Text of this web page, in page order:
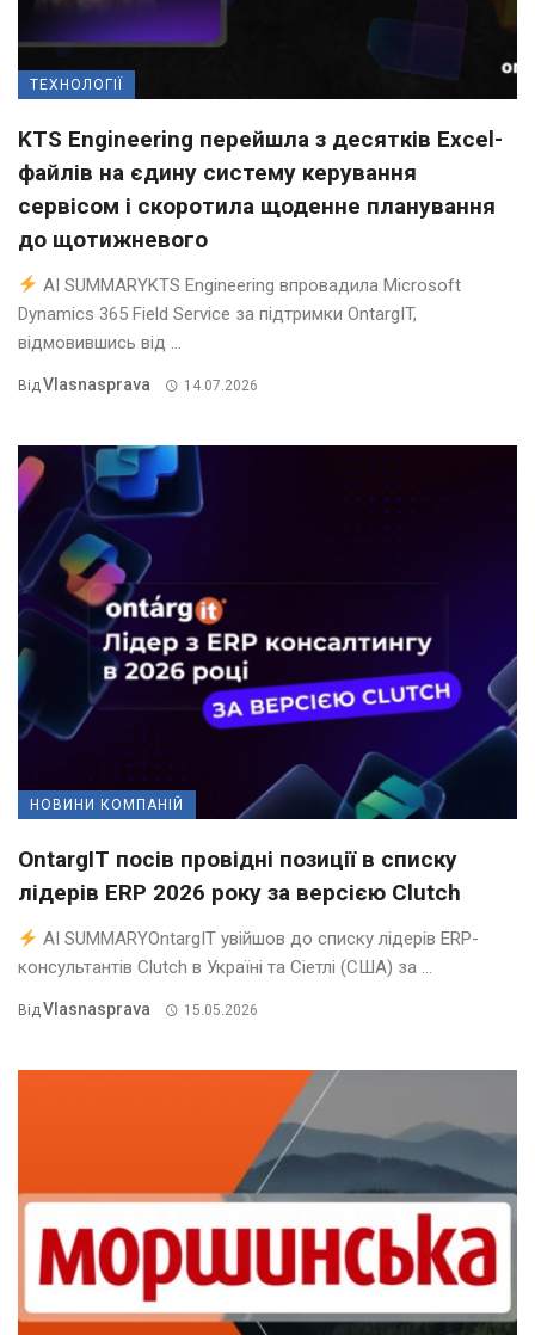
ТЕХНОЛОГІЇ
KTS Engineering перейшла з десятків Excel-
файлів на єдину систему керування
сервісом і скоротила щоденне планування
до щотижневого
AI SUMMARYKTS Engineering впровадила Microsoft
Dynamics 365 Field Service за підтримки OntargIT,
відмовившись від ...
Від Vlasnasprava 14.07.2026
НОВИНИ КОМПАНІЙ
OntargIT посів провідні позиції в списку
лідерів ERP 2026 року за версією Clutch
AI SUMMARYOntargIT увійшов до списку лідерів ERP-
консультантів Clutch в Україні та Сіетлі (США) за ...
ВідVlasnasprava 15.05.2026